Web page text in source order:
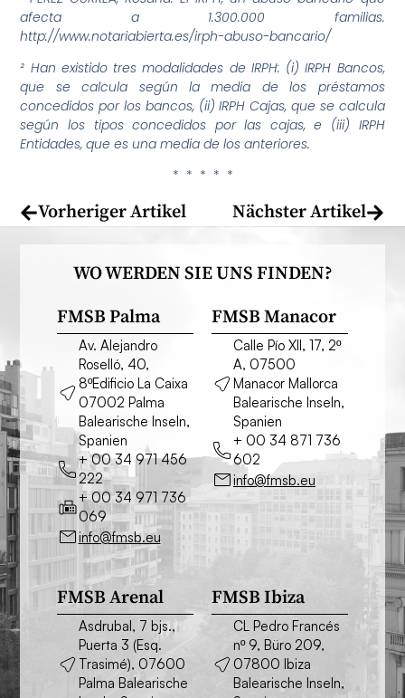
afecta a 1.300.000 familias.
http://www.notariabierta.es/irph-abuso-bancario/
² Han existido tres modalidades de IRPH: (i) IRPH Bancos,
que se calcula según la media de los préstamos
concedidos por los bancos, (ii) IRPH Cajas, que se calcula
según los tipos concedidos por las cajas, e (iii) IRPH
Entidades, que es una media de los anteriores.
* * * * *
Vorheriger Artikel Nächster Artikel
WO WERDEN SIE UNS FINDEN?
FMSB Palma
Av. Alejandro
Roselló, 40,
8ºEdificio La Caixa
07002 Palma
Balearische Inseln,
Spanien
+ 00 34 971 456
222
+ 00 34 971 736
069
info@fmsb.eu
FMSB Manacor
Calle Pío XII, 17, 2º
A, 07500
Manacor Mallorca
Balearische Inseln,
Spanien
+ 00 34 871 736
602
info@fmsb.eu
FMSB Arenal
Asdrubal, 7 bjs.,
Puerta 3 (Esq.
Trasimé), 07600
Palma Balearische
FMSB Ibiza
CL Pedro Francés
nº 9, Büro 209,
07800 Ibiza
Balearische Inseln,